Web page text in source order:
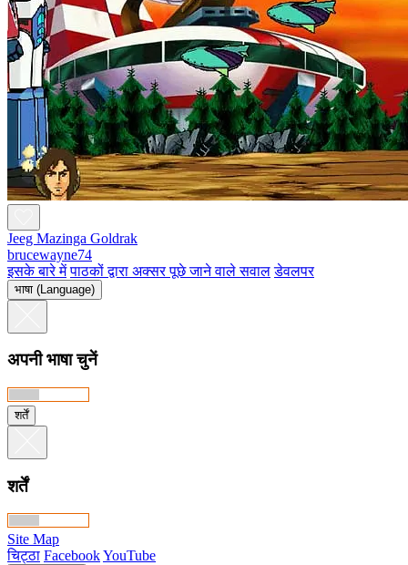
Jeeg Mazinga Goldrak
brucewayne74
इसके बारे में पाठकों द्वारा अक्सर पूछे जाने वाले सवाल डेवलपर
भाषा (Language)
अपनी भाषा चुनें
शर्तें
शर्तें
Site Map
चिट्ठा FacebookYouTube